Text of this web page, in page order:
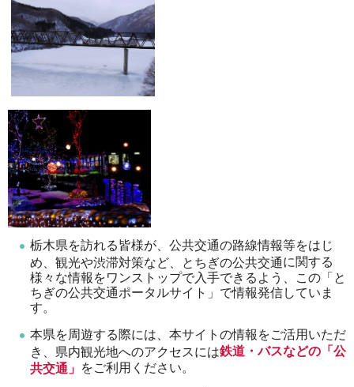
栃木県を訪れる皆様が、公共交通の路線情報等をはじ
め、観光や渋滞対策など、とちぎの公共交通に関する
様々な情報をワンストップで入手できるよう、この「と
ちぎの公共交通ポータルサイト」で情報発信していま
す。
本県を周遊する際には、本サイトの情報をご活用いただ
き、県内観光地へのアクセスには鉄道・バスなどの 「公
共交通」 をご利用ください。